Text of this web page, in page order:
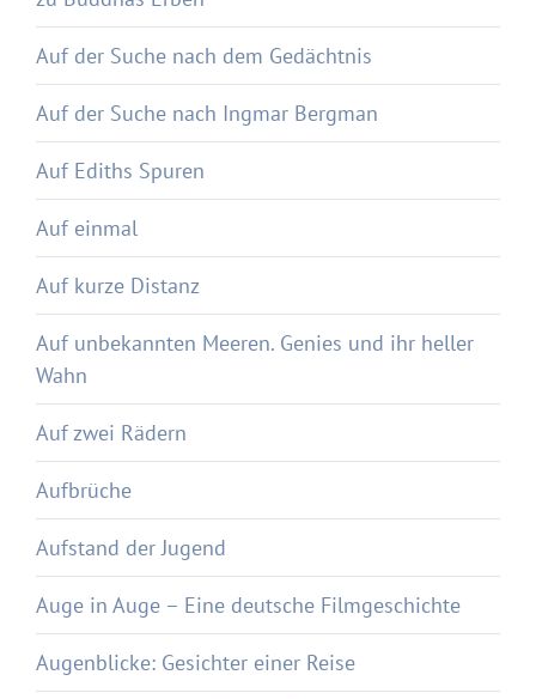
Auf der Suche nach dem Gedächtnis
Auf der Suche nach Ingmar Bergman
Auf Ediths Spuren
Auf einmal
Auf kurze Distanz
Auf unbekannten Meeren. Genies und ihr heller
Wahn
Auf zwei Rädern
Aufbrüche
Aufstand der Jugend
Auge in Auge – Eine deutsche Filmgeschichte
Augenblicke: Gesichter einer Reise